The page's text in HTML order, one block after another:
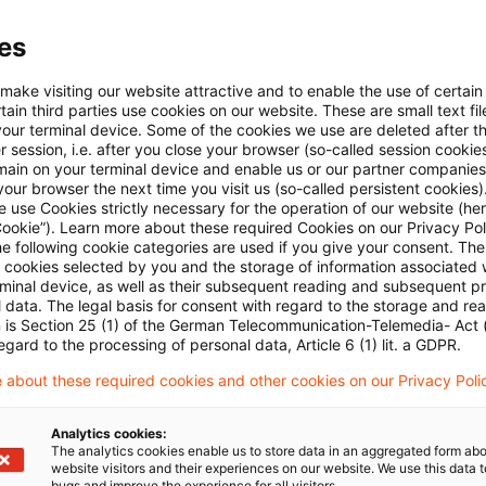
Datenschutzaufsicht
die Zuständigkeit der Datenschutzaufsicht
Forschungsarbeit eine
Die Bestimmung der federführenden
Forschungspartners. Dies ist jedoch nicht
unterschiedliche Auslegung der
Gesundheitsdatenschutz durch die
es zu Rechtsunsicherheiten und ungleichen
Stellen kommen.
Gesetzesentwurf übte die Konferenz der
visiting our website attractive and to enable the use of
third parties use cookies on our website. These are small text
terminal device. Some of the cookies we use are deleted after
session, i.e. after you close your browser (so-called session
on your terminal device and enable us or our partner
browser the next time you visit us (so-called persistent
use Cookies strictly necessary for the operation of our website
Learn more about these required Cookies on our Privacy
following cookie categories are used if you give your consent.
cookies selected by you and the storage of information associated
device, as well as their subsequent reading and subsequent
data. The legal basis for consent with regard to the storage and
is Section 25 (1) of the German Telecommunication-Telemedia- Act
to the processing of personal data, Article 6 (1) lit. a GDPR.
about these required cookies and other cookies on our Privacy
Analytics cookies:
The analytics cookies enable us to store data in an aggregated form
website visitors and their experiences on our website. We use this data